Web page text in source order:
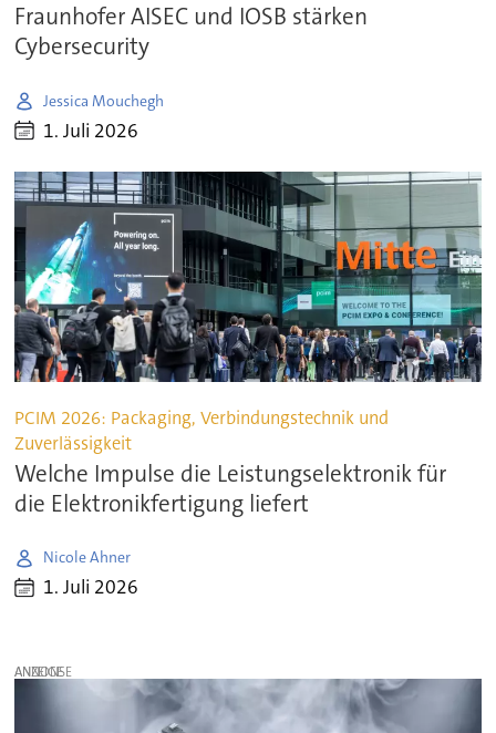
Fraunhofer AISEC und IOSB stärken
Cybersecurity
Jessica Mouchegh
1. Juli 2026
PCIM 2026: Packaging, Verbindungstechnik und
Zuverlässigkeit
Welche Impulse die Leistungselektronik für
die Elektronikfertigung liefert
Nicole Ahner
1. Juli 2026
ANZEIGE